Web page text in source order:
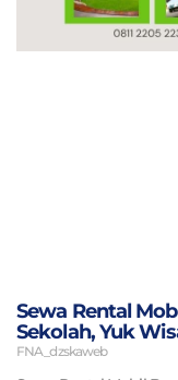
Sewa Rental
Sekolah, Yuk
FNA_dzskaweb